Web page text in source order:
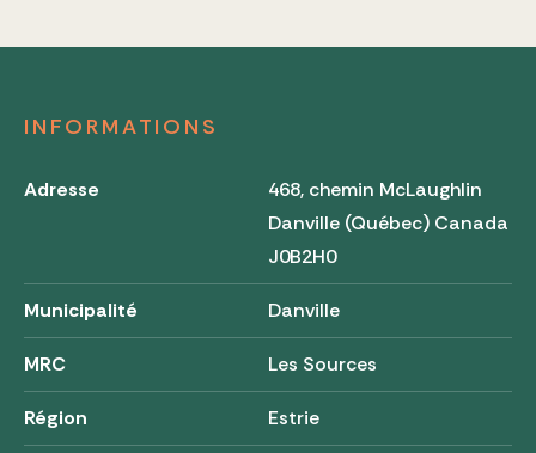
INFORMATIONS
Adresse
468, chemin McLaughlin
Danville (Québec) Canada
J0B2H0
Municipalité Danville
MRC Les Sources
Région Estrie